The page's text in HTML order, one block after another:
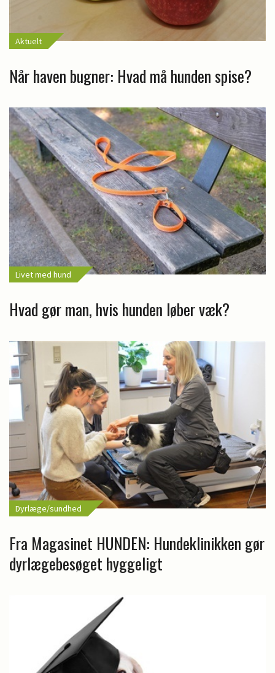
Aktuelt
Når haven bugner: Hvad må hunden spise?
Livet med hund
Hvad gør man, hvis hunden løber væk?
Dyrlæge/sundhed
Fra Magasinet HUNDEN: Hundeklinikken gør
dyrlægebesøget hyggeligt